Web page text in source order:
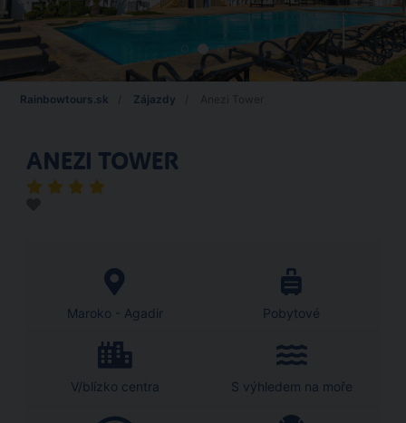
Rainbowtours.sk Zájazdy
ANEZI TOWER
Maroko - Agadir Pobytové
V/blízko centra S výhledem na moře